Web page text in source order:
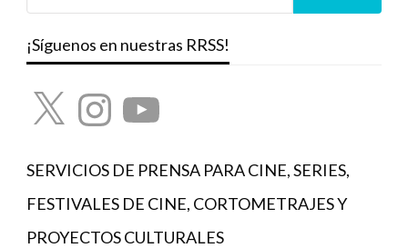
¡Síguenos en nuestras RRSS!
X InstagramYouTube
SERVICIOS DE PRENSA PARA CINE, SERIES,
FESTIVALES DE CINE, CORTOMETRAJES Y
PROYECTOS CULTURALES